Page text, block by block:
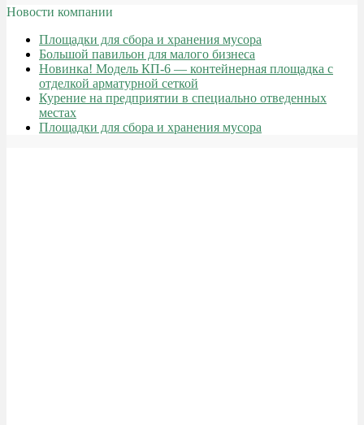
Новости компании
Площадки для сбора и хранения мусора
Большой павильон для малого бизнеса
Новинка! Модель КП-6 — контейнерная площадка с
отделкой арматурной сеткой
Курение на предприятии в специально отведенных
местах
Площадки для сбора и хранения мусора